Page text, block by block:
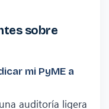
sobre
mi PyME a
auditoría ligera